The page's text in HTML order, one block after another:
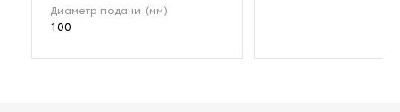
Диаметр подачи (мм)
100